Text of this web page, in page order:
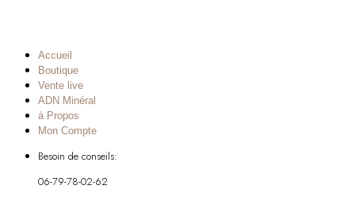
Accueil
Boutique
Vente live
ADN Minéral
à Propos
Mon Compte
Besoin de conseils:
06-79-78-02-62